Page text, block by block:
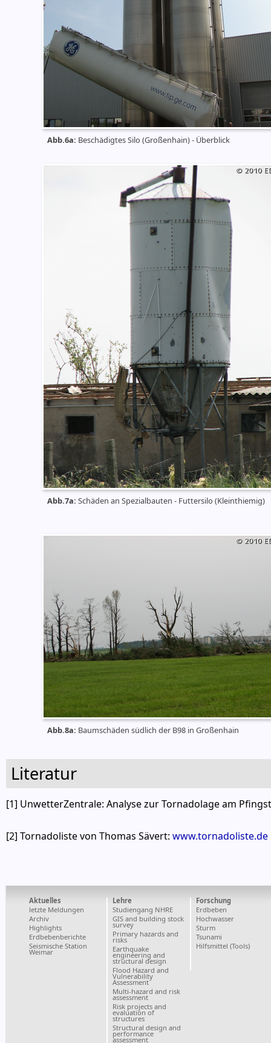
Abb.6a: Beschädigtes Silo (Großenhain) - Überblick
Abb.7a: Schäden an Spezialbauten - Futtersilo (Kleinthiemig)
Abb.8a: Baumschäden südlich der B98 in Großenhain
Literatur
[1] UnwetterZentrale: Analyse zur Tornadolage am
[2] Tornadoliste von Thomas Sävert: www.tornadoliste.de
Aktuelles
letzte Meldungen
Archiv
Highlights
Erdbebenberichte
Seismische Station
Weimar
Lehre
Studiengang NHRE
GIS and building stock
survey
Primary hazards and
risks
Earthquake
engineering and
structural design
Flood Hazard and
Vulnerability
Assessment
Multi-hazard and risk
assessment
Risk projects and
evaluation of
structures
Structural design and
performance
assessment
Forschung
Erdbeben
Hochwasser
Sturm
Tsunami
Hilfsmittel (Tools)